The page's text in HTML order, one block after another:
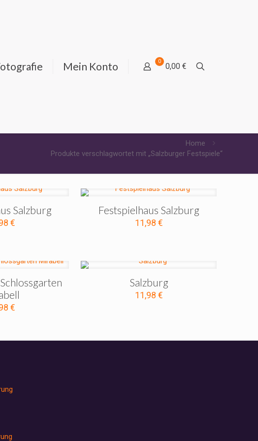
Mein Konto 0
0,00 €
Home
Produkte verschlagwortet mit „Salzburger Festspiele“
Salzburg
€
Festspielhaus Salzburg
11,98 €
€
Salzburg
11,98 €